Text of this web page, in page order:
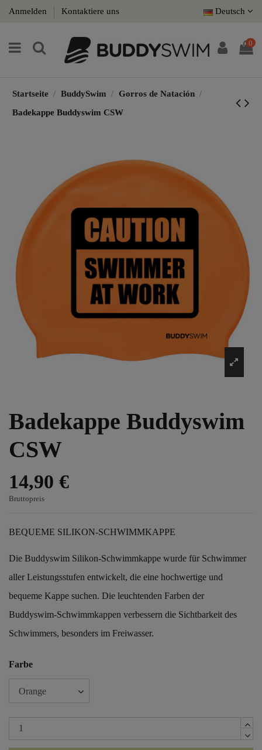
Anmelden Kontaktiere uns Deutsch
0
Startseite BuddySwim
Gorros de Natación
Badekappe Buddyswim CSW
Badekappe Buddyswim
CSW
14,90 €
Bruttopreis
BEQUEME SILIKON-SCHWIMMKAPPE
Die Buddyswim Silikon-Schwimmkappe wurde für Schwimmer
aller Leistungsstufen entwickelt, die eine hochwertige und
bequeme Kappe suchen. Die leuchtenden Farben der
Buddyswim-Schwimmkappen verbessern die Sichtbarkeit des
Schwimmers, besonders im Freiwasser.
Farbe